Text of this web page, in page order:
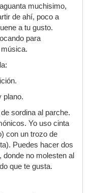
muchisimo,
de ahí, poco a
a tu gusto.
para
plano.
sordina al parche.
Yo uso cinta
con un trozo de
Puedes hacer dos
donde no molesten al
que te gusta.